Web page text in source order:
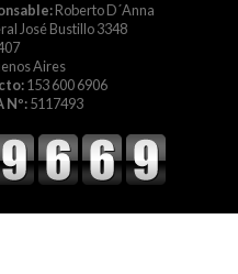
Roberto D´Anna
José Bustillo 3348
Aires
153 600 6906
Nº:5117493